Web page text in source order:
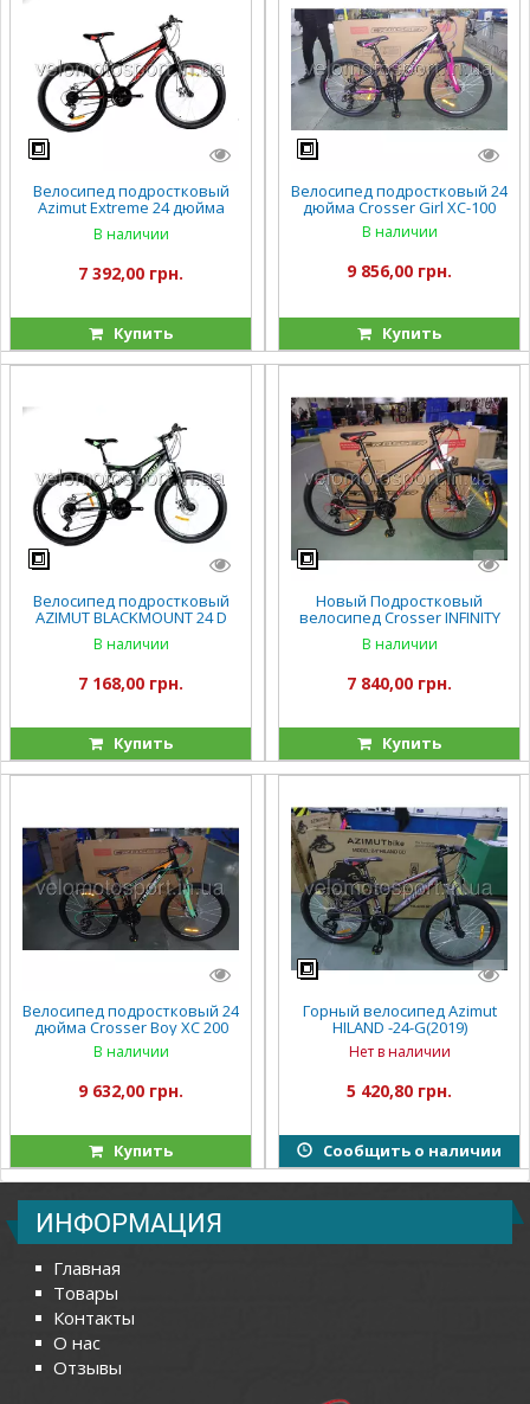
Велосипед подростковый
Azimut Extreme 24 дюйма
(2021) Shimano
В наличии
7 392,00 грн.
Купить
Велосипед подростковый 24
дюйма Crosser Girl XC-100
В наличии
9 856,00 грн.
Купить
Велосипед подростковый
AZIMUT BLACKMOUNT 24 D
В наличии
7 168,00 грн.
Купить
Новый Подростковый
велосипед Crosser INFINITY
В наличии
7 840,00 грн.
Купить
Велосипед подростковый 24
дюйма Crosser Boy XC 200
В наличии
9 632,00 грн.
Купить
Горный велосипед Azimut
HILAND -24-G(2019)
Нет в наличии
5 420,80 грн.
Сообщить о наличии
ИНФОРМАЦИЯ
Главная
Товары
Контакты
О нас
Отзывы